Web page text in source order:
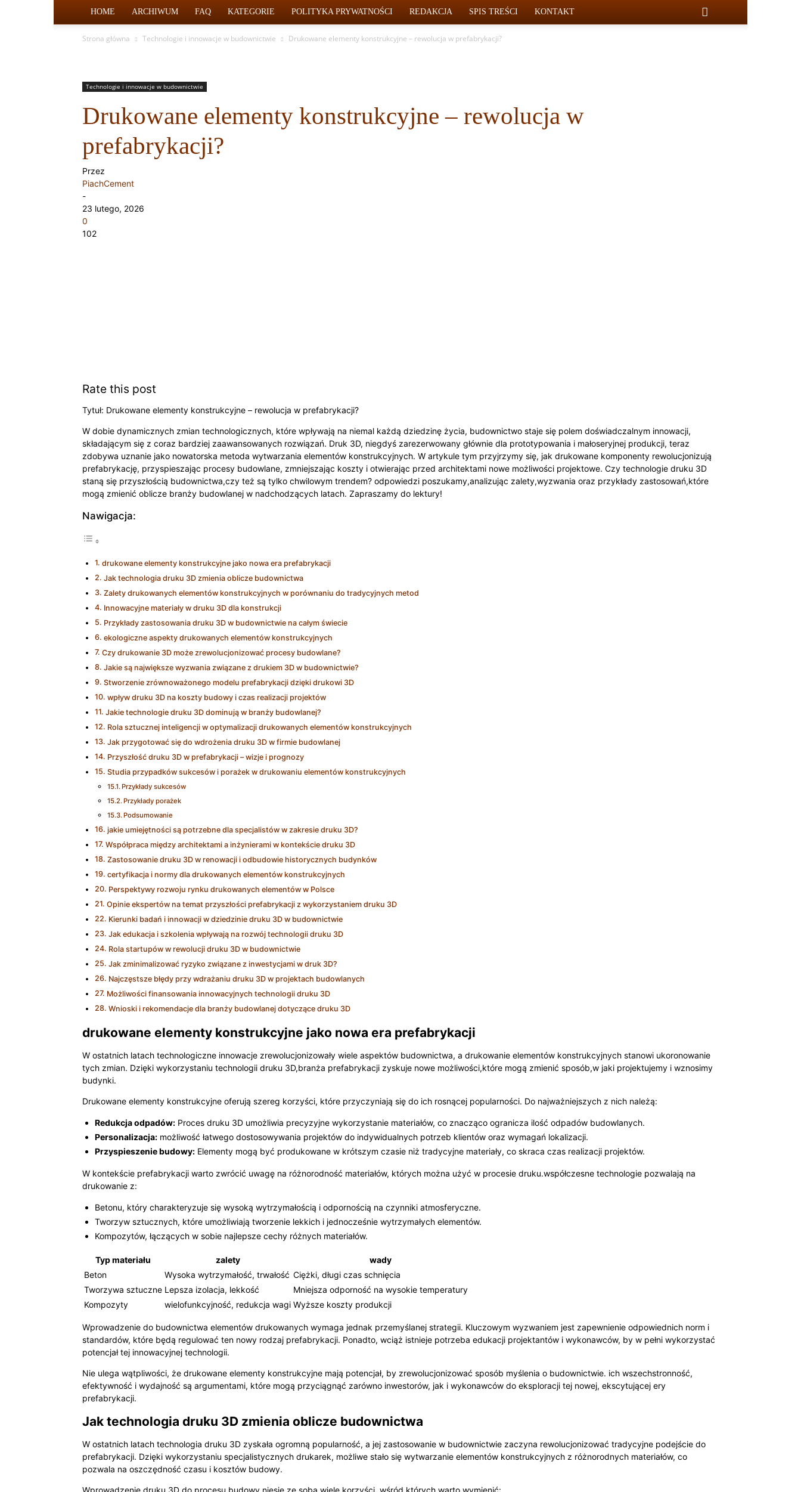
HOME ARCHIWUM FAQ KATEGORIE POLITYKA PRYWATNOŚCI REDAKCJA SPIS TREŚCI KONTAKT
Strona główna Technologie i innowacje w budownictwie Drukowane elementy konstrukcyjne – rewolucja w prefabrykacji?
Technologie i innowacje w budownictwie
Drukowane elementy konstrukcyjne – rewolucja w
prefabrykacji?
Przez
PiachCement
-
23 lutego, 2026
0
102
Rate this post
Tytuł: Drukowane elementy konstrukcyjne – rewolucja w prefabrykacji?
W dobie dynamicznych zmian technologicznych, które wpływają na niemal każdą dziedzinę życia, budownictwo staje się polem doświadczalnym innowacji,
składającym się z coraz bardziej zaawansowanych rozwiązań. Druk 3D, niegdyś zarezerwowany głównie dla prototypowania i małoseryjnej produkcji, teraz
zdobywa uznanie jako nowatorska metoda wytwarzania elementów konstrukcyjnych. W artykule tym przyjrzymy się, jak drukowane komponenty rewolucjonizują
prefabrykację, przyspieszając procesy budowlane, zmniejszając koszty i otwierając przed architektami nowe możliwości projektowe. Czy technologie druku 3D
staną się przyszłością budownictwa,czy też są tylko chwilowym trendem? odpowiedzi poszukamy,analizując zalety,wyzwania oraz przykłady zastosowań,które
mogą zmienić oblicze branży budowlanej w nadchodzących latach. Zapraszamy do lektury!
Nawigacja:
drukowane elementy konstrukcyjne jako nowa era prefabrykacji
Jak technologia druku 3D zmienia oblicze budownictwa
Zalety drukowanych elementów konstrukcyjnych w porównaniu do tradycyjnych metod
Innowacyjne materiały w druku 3D dla konstrukcji
Przykłady zastosowania druku 3D w budownictwie na całym świecie
ekologiczne aspekty drukowanych elementów konstrukcyjnych
Czy drukowanie 3D może zrewolucjonizować procesy budowlane?
Jakie są największe wyzwania związane z drukiem 3D w budownictwie?
Stworzenie zrównoważonego modelu prefabrykacji dzięki drukowi 3D
wpływ druku 3D na koszty budowy i czas realizacji projektów
Jakie technologie druku 3D dominują w branży budowlanej?
Rola sztucznej inteligencji w optymalizacji drukowanych elementów konstrukcyjnych
Jak przygotować się do wdrożenia druku 3D w firmie budowlanej
Przyszłość druku 3D w prefabrykacji – wizje i prognozy
Studia przypadków sukcesów i porażek w drukowaniu elementów konstrukcyjnych
Przykłady sukcesów
Przykłady porażek
Podsumowanie
jakie umiejętności są potrzebne dla specjalistów w zakresie druku 3D?
Współpraca między architektami a inżynierami w kontekście druku 3D
Zastosowanie druku 3D w renowacji i odbudowie historycznych budynków
certyfikacja i normy dla drukowanych elementów konstrukcyjnych
Perspektywy rozwoju rynku drukowanych elementów w Polsce
Opinie ekspertów na temat przyszłości prefabrykacji z wykorzystaniem druku 3D
Kierunki badań i innowacji w dziedzinie druku 3D w budownictwie
Jak edukacja i szkolenia wpływają na rozwój technologii druku 3D
Rola startupów w rewolucji druku 3D w budownictwie
Jak zminimalizować ryzyko związane z inwestycjami w druk 3D?
Najczęstsze błędy przy wdrażaniu druku 3D w projektach budowlanych
Możliwości finansowania innowacyjnych technologii druku 3D
Wnioski i rekomendacje dla branży budowlanej dotyczące druku 3D
drukowane elementy konstrukcyjne jako nowa era prefabrykacji
W ostatnich latach technologiczne innowacje zrewolucjonizowały wiele aspektów budownictwa, a drukowanie elementów konstrukcyjnych stanowi ukoronowanie
tych zmian. Dzięki wykorzystaniu technologii druku 3D,branża prefabrykacji zyskuje nowe możliwości,które mogą zmienić sposób,w jaki projektujemy i wznosimy
budynki.
Drukowane elementy konstrukcyjne oferują szereg korzyści, które przyczyniają się do ich rosnącej popularności. Do najważniejszych z nich należą:
Redukcja odpadów: Proces druku 3D umożliwia precyzyjne wykorzystanie materiałów, co znacząco ogranicza ilość odpadów budowlanych.
Personalizacja: możliwość łatwego dostosowywania projektów do indywidualnych potrzeb klientów oraz wymagań lokalizacji.
Przyspieszenie budowy: Elementy mogą być produkowane w krótszym czasie niż tradycyjne materiały, co skraca czas realizacji projektów.
W kontekście prefabrykacji warto zwrócić uwagę na różnorodność materiałów, których można użyć w procesie druku.współczesne technologie pozwalają na
drukowanie z:
Betonu, który charakteryzuje się wysoką wytrzymałością i odpornością na czynniki atmosferyczne.
Tworzyw sztucznych, które umożliwiają tworzenie lekkich i jednocześnie wytrzymałych elementów.
Kompozytów, łączących w sobie najlepsze cechy różnych materiałów.
Typ materiału zalety
wady
Beton
Wysoka wytrzymałość, trwałość Ciężki, długi czas schnięcia
Tworzywa sztuczne Lepsza izolacja, lekkość
Mniejsza odporność na wysokie temperatury
Kompozyty
wielofunkcyjność, redukcja wagi Wyższe koszty produkcji
Wprowadzenie do budownictwa elementów drukowanych wymaga jednak przemyślanej strategii. Kluczowym wyzwaniem jest zapewnienie odpowiednich norm i
standardów, które będą regulować ten nowy rodzaj prefabrykacji. Ponadto, wciąż istnieje potrzeba edukacji projektantów i wykonawców, by w pełni wykorzystać
potencjał tej innowacyjnej technologii.
Nie ulega wątpliwości, że drukowane elementy konstrukcyjne mają potencjał, by zrewolucjonizować sposób myślenia o budownictwie. ich wszechstronność,
efektywność i wydajność są argumentami, które mogą przyciągnąć zarówno inwestorów, jak i wykonawców do eksploracji tej nowej, ekscytującej ery
prefabrykacji.
Jak technologia druku 3D zmienia oblicze budownictwa
W ostatnich latach technologia druku 3D zyskała ogromną popularność, a jej zastosowanie w budownictwie zaczyna rewolucjonizować tradycyjne podejście do
prefabrykacji. Dzięki wykorzystaniu specjalistycznych drukarek, możliwe stało się wytwarzanie elementów konstrukcyjnych z różnorodnych materiałów, co
pozwala na oszczędność czasu i kosztów budowy.